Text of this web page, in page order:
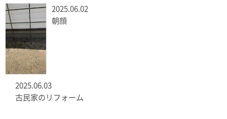
2025.06.02
朝顔
2025.06.03
古民家のリフォーム